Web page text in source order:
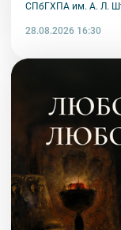
СПбГХПА им. А. Л.
28.08.2026 16:30